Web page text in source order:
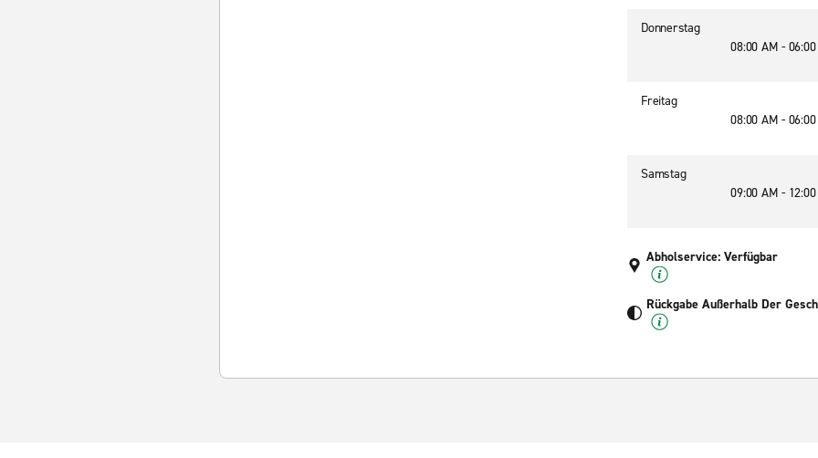
Donnerstag
08:00 AM -
Freitag
08:00 AM -
Samstag
09:00 AM -
Abholservice: Verfügbar
Rückgabe Außerhalb Der